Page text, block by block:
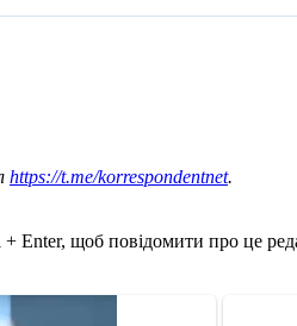
https://t.me/korrespondentnet.
+ Enter, щоб повідомити про це